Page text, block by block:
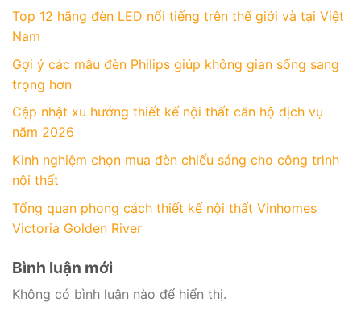
Top 12 hãng đèn LED nổi tiếng trên thế giới và tại Việt
Nam
Gợi ý các mẫu đèn Philips giúp không gian sống sang
trọng hơn
Cập nhật xu hướng thiết kế nội thất căn hộ dịch vụ
năm 2026
Kinh nghiệm chọn mua đèn chiếu sáng cho công trình
nội thất
Tổng quan phong cách thiết kế nội thất Vinhomes
Victoria Golden River
Bình luận mới
Không có bình luận nào để hiển thị.